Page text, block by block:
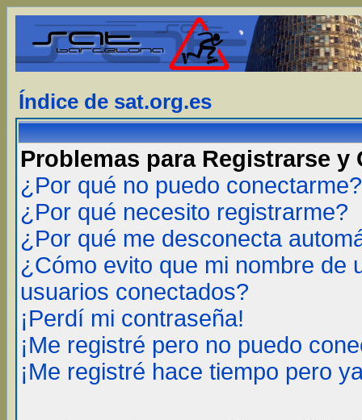
Índice de sat.org.es
Problemas para Registrarse y
¿Por qué no puedo conectarme?
¿Por qué necesito registrarme?
¿Por qué me desconecta
¿Cómo evito que mi nombre de
usuarios conectados?
¡Perdí mi contraseña!
¡Me registré pero no puedo
¡Me registré hace tiempo pero